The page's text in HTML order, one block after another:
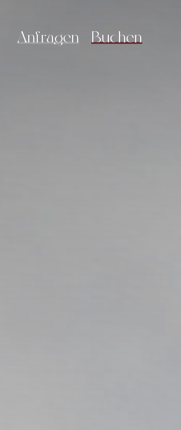
Anfragen Buchen